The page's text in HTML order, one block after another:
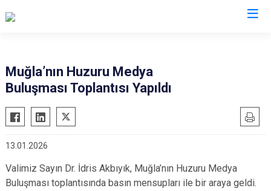
Muğla’nın Huzuru Medya
Buluşması Toplantısı Yapıldı
13.01.2026
Valimiz Sayın Dr. İdris Akbıyık, Muğla’nın Huzuru Medya
Buluşması toplantısında basın mensupları ile bir araya geldi.